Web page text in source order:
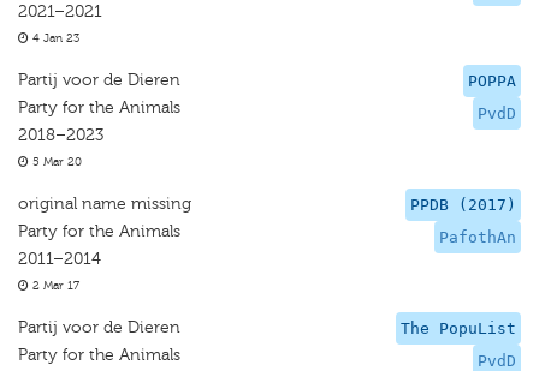
2021–2021
4 Jan 23
POPPA
PvdD
Partij voor de Dieren
Party for the Animals
2018–2023
5 Mar 20
PPDB (2017)
PafothAn
original name missing
Party for the Animals
2011–2014
2 Mar 17
The PopuList
PvdD
Partij voor de Dieren
Party for the Animals